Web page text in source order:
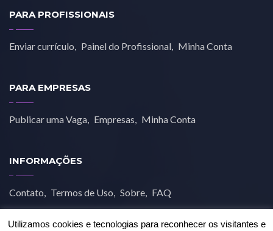
PARA PROFISSIONAIS
Enviar currículo Painel do Profissional Minha Conta
PARA EMPRESAS
Publicar uma Vaga Empresas Minha Conta
INFORMAÇÕES
Contato Termos de Uso Sobre FAQ
Utilizamos cookies e tecnologias para reconhecer os visitantes e